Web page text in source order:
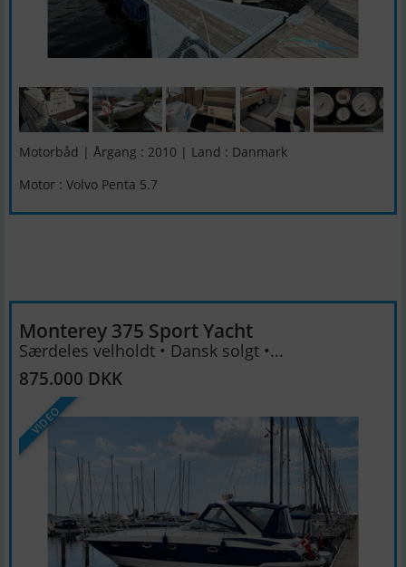
Motorbåd | Årgang : 2010 | Land : Danmark
Motor : Volvo Penta 5.7
Monterey 375 Sport Yacht
Særdeles velholdt • Dansk solgt •...
875.000 DKK
VIDEO